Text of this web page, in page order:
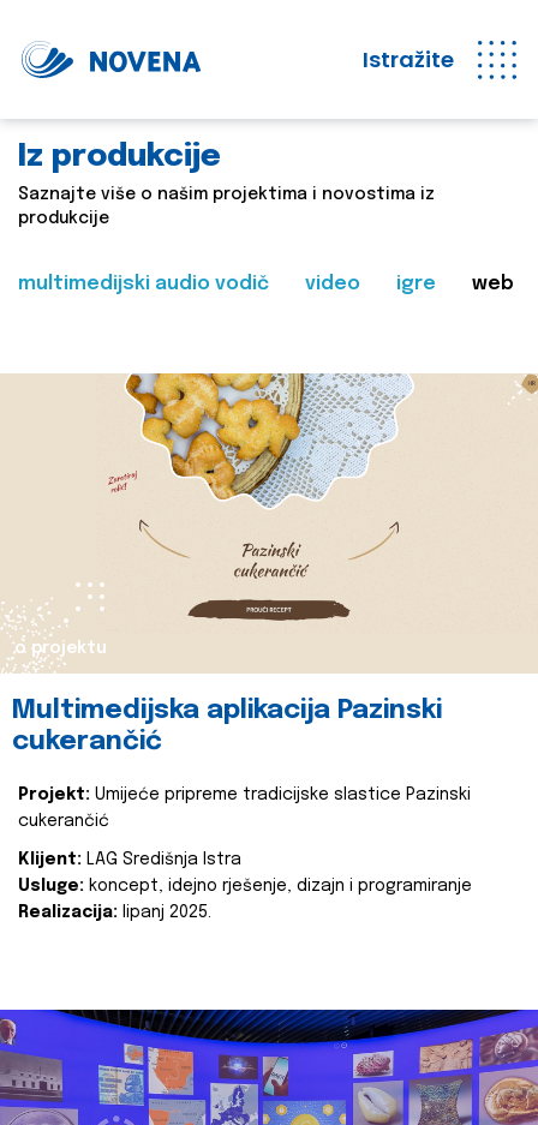
Istražite
Iz produkcije
Saznajte više o našim projektima i novostima iz
produkcije
multimedijski audio vodič video igre web
o projektu
Multimedijska aplikacija Pazinski
cukerančić
Projekt: Umijeće pripreme tradicijske slastice Pazinski
cukerančić
Klijent: LAG Središnja Istra
Usluge: koncept, idejno rješenje, dizajn i programiranje
Realizacija: lipanj 2025.